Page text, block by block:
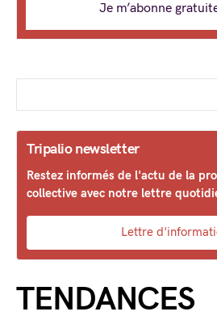
Je m’abonne
Tripalio newsletter
Restez informés de l'actu de la
collective avec notre lettre
Lettre
TENDANCES